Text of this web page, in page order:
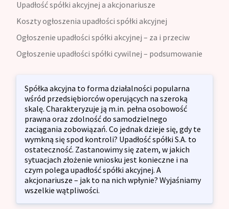
Upadłość spółki akcyjnej a akcjonariusze
Koszty ogłoszenia upadłości spółki akcyjnej
Ogłoszenie upadłości spółki akcyjnej – za i przeciw
Ogłoszenie upadłości spółki cywilnej – podsumowanie
Spółka akcyjna to forma działalności popularna
wśród przedsiębiorców operujących na szeroką
skalę. Charakteryzuje ją m.in. pełna osobowość
prawna oraz zdolność do samodzielnego
zaciągania zobowiązań. Co jednak dzieje się, gdy te
wymkną się spod kontroli? Upadłość spółki S.A. to
ostateczność. Zastanowimy się zatem, w jakich
sytuacjach złożenie wniosku jest konieczne i na
czym polega upadłość spółki akcyjnej. A
akcjonariusze – jak to na nich wpłynie? Wyjaśniamy
wszelkie wątpliwości.